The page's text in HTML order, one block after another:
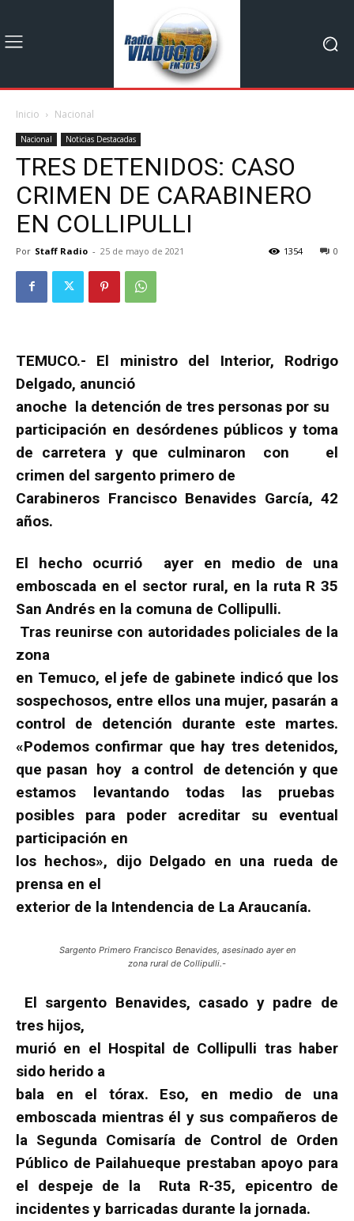
Inicio Nacional
Nacional Noticias Destacadas
TRES DETENIDOS: CASO
CRIMEN DE CARABINERO
EN COLLIPULLI
Por Staff Radio - 25 de mayo de 2021 0
1354
TEMUCO.- El ministro del Interior, Rodrigo
Delgado, anunció
anoche la detención de tres personas por su
participación en desórdenes públicos y toma
de carretera y que culminaron con el
crimen del sargento primero de
Carabineros Francisco Benavides García, 42
años.
El hecho ocurrió ayer en medio de una
emboscada en el sector rural, en la ruta R 35
San Andrés en la comuna de Collipulli.
Tras reunirse con autoridades policiales de la
zona
en Temuco, el jefe de gabinete indicó que los
sospechosos, entre ellos una mujer, pasarán a
control de detención durante este martes.
«Podemos confirmar que hay tres detenidos,
que pasan hoy a control de detención y que
estamos levantando todas las pruebas
posibles para poder acreditar su eventual
participación en
los hechos», dijo Delgado en una rueda de
prensa en el
exterior de la Intendencia de La Araucanía.
Sargento Primero Francisco Benavides, asesinado ayer en
zona rural de Collipulli.-
El sargento Benavides, casado y padre de
tres hijos,
murió en el Hospital de Collipulli tras haber
sido herido a
bala en el tórax. Eso, en medio de una
emboscada mientras él y sus compañeros de
la Segunda Comisaría de Control de Orden
Público de Pailahueque prestaban apoyo para
el despeje de la Ruta R-35, epicentro de
incidentes y barricadas durante la jornada.